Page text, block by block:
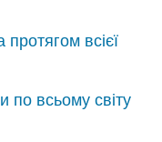
протягом всієї
по всьому світу